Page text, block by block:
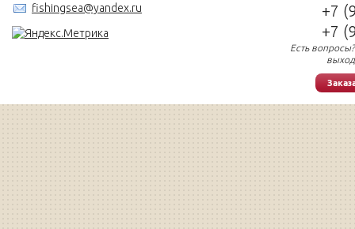
fishingsea@yandex.ru
+7
+7
Есть